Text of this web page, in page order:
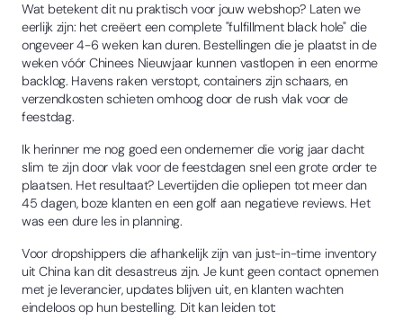
Wat betekent dit nu praktisch voor jouw webshop? Laten we
eerlijk zijn: het creëert een complete "fulfillment black hole" die
ongeveer 4-6 weken kan duren. Bestellingen die je plaatst in de
weken vóór Chinees Nieuwjaar kunnen vastlopen in een enorme
backlog. Havens raken verstopt, containers zijn schaars, en
verzendkosten schieten omhoog door de rush vlak voor de
feestdag.
Ik herinner me nog goed een ondernemer die vorig jaar dacht
slim te zijn door vlak voor de feestdagen snel een grote order te
plaatsen. Het resultaat? Levertijden die opliepen tot meer dan
45 dagen, boze klanten en een golf aan negatieve reviews. Het
was een dure les in planning.
Voor dropshippers die afhankelijk zijn van just-in-time inventory
uit China kan dit desastreus zijn. Je kunt geen contact opnemen
met je leverancier, updates blijven uit, en klanten wachten
eindeloos op hun bestelling. Dit kan leiden tot: